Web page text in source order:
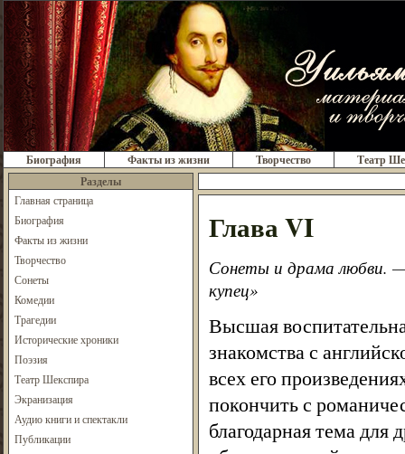
Биография Факты из жизни Творчество
Театр
Разделы
Главная страница
Биография
Факты из жизни
Творчество
Сонеты
Комедии
Трагедии
Исторические хроники
Поэзия
Театр Шекспира
Экранизация
Аудио книги и спектакли
Публикации
Глава VI
Сонеты и драма любви.
купец»
Высшая
знакомства с
всех его
покончить с
благодарная тема для